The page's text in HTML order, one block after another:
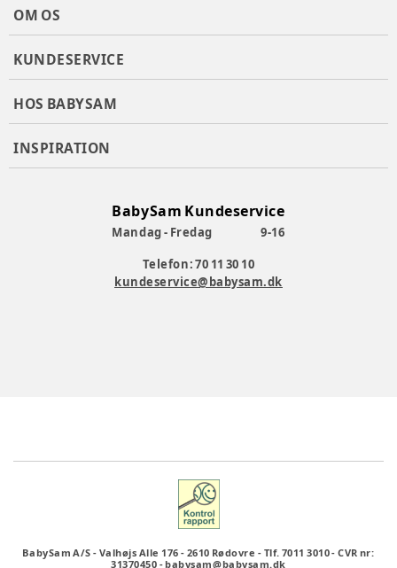
OM OS
KUNDESERVICE
HOS BABYSAM
INSPIRATION
BabySam Kundeservice
Mandag - Fredag
9-16
Telefon: 70 11 30 10
kundeservice@babysam.dk
BabySam A/S - Valhøjs Alle 176 - 2610 Rødovre - Tlf. 7011 3010-CVR nr:
31370450 -babysam@babysam.dk